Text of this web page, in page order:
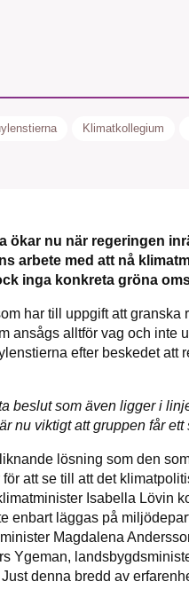
Klimatkollegium
ökar nu när regeringen
arbete med att nå
inga konkreta gröna
har till uppgift att granska
ansågs alltför vag och inte
efter beskedet att
beslut som även ligger i
nu viktigt att gruppen får ett
lösning som den
att se till att det
Isabella Lövin
enbart läggas på
Magdalena
Ygeman,
denna bredd av
Stötta vårt arbete